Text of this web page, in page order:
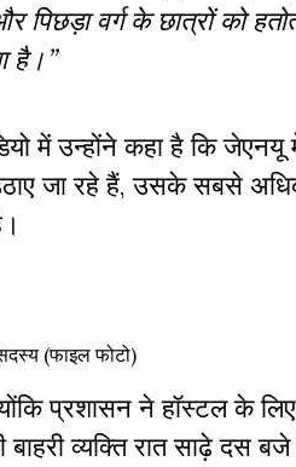
पिछड़ा वर्ग के छात्रों को
है।”
में उन्होंने कहा है कि जेएनयू
उठाए जा रहे हैं, उसके सबसे
(फाइल फोटो)
प्रशासन ने हॉस्टल के
व्यक्ति रात साढ़े दस